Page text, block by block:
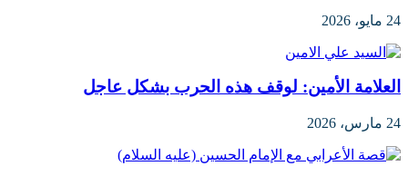
24 مايو، 2026
العلامة الأمين: لوقف هذه الحرب بشكل عاجل
24 مارس، 2026